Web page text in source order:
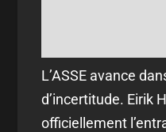
L’ASSE avance
d’incertitude. Eirik
officiellement